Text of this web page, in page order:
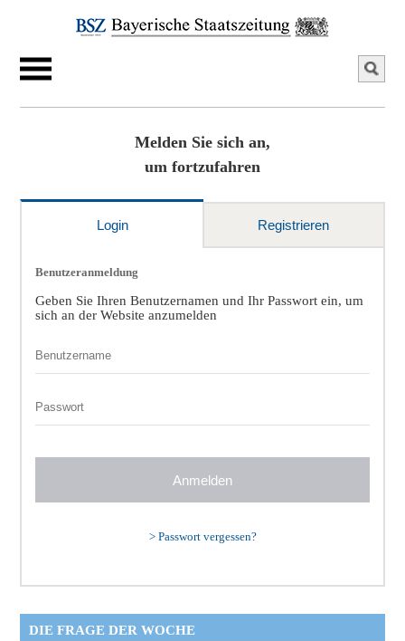
Melden Sie sich an,
um fortzufahren
Login Registrieren
Benutzeranmeldung
Geben Sie Ihren Benutzernamen und Ihr Passwort ein, um
sich an der Website anzumelden
> Passwort vergessen?
DIE FRAGE DER WOCHE